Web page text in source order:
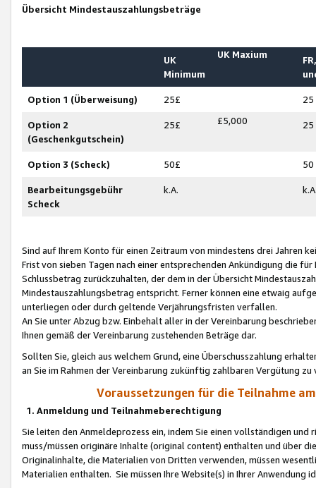
Übersicht Mindestauszahlungsbeträge
UK
Minimum
UK Maxium
Option 1 (Überweisung) 25£ 25
Option 2
(Geschenkgutschein)
25£ £5,000 25
Option 3 (Scheck) 50£ 50
Bearbeitungsgebühr
Scheck
k.A.
Sind auf Ihrem Konto für einen Zeitraum von mindestens drei Jahren
Frist von sieben Tagen nach einer entsprechenden Ankündigung die
Schlussbetrag zurückzuhalten, der dem in der Übersicht
Mindestauszahlungsbetrag entspricht. Ferner können eine etwaig
unterliegen oder durch geltende Verjährungsfristen verfallen.
An Sie unter Abzug bzw. Einbehalt aller in der Vereinbarung
Ihnen gemäß der Vereinbarung zustehenden Beträge dar.
Sollten Sie, gleich aus welchem Grund, eine Überschusszahlung
an Sie im Rahmen der Vereinbarung zukünftig zahlbaren Vergütung zu
Voraussetzungen für die Teilnahme
1. Anmeldung und Teilnahmeberechtigung
Sie leiten den Anmeldeprozess ein, indem Sie einen vollständigen
muss/müssen originäre Inhalte (original content) enthalten und über
Originalinhalte, die Materialien von Dritten verwenden, müssen
Materialien enthalten. Sie müssen Ihre Website(s) in Ihrer Anwendung